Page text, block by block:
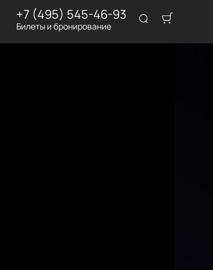
+7 (495) 545-46-93
Билеты и бронирование